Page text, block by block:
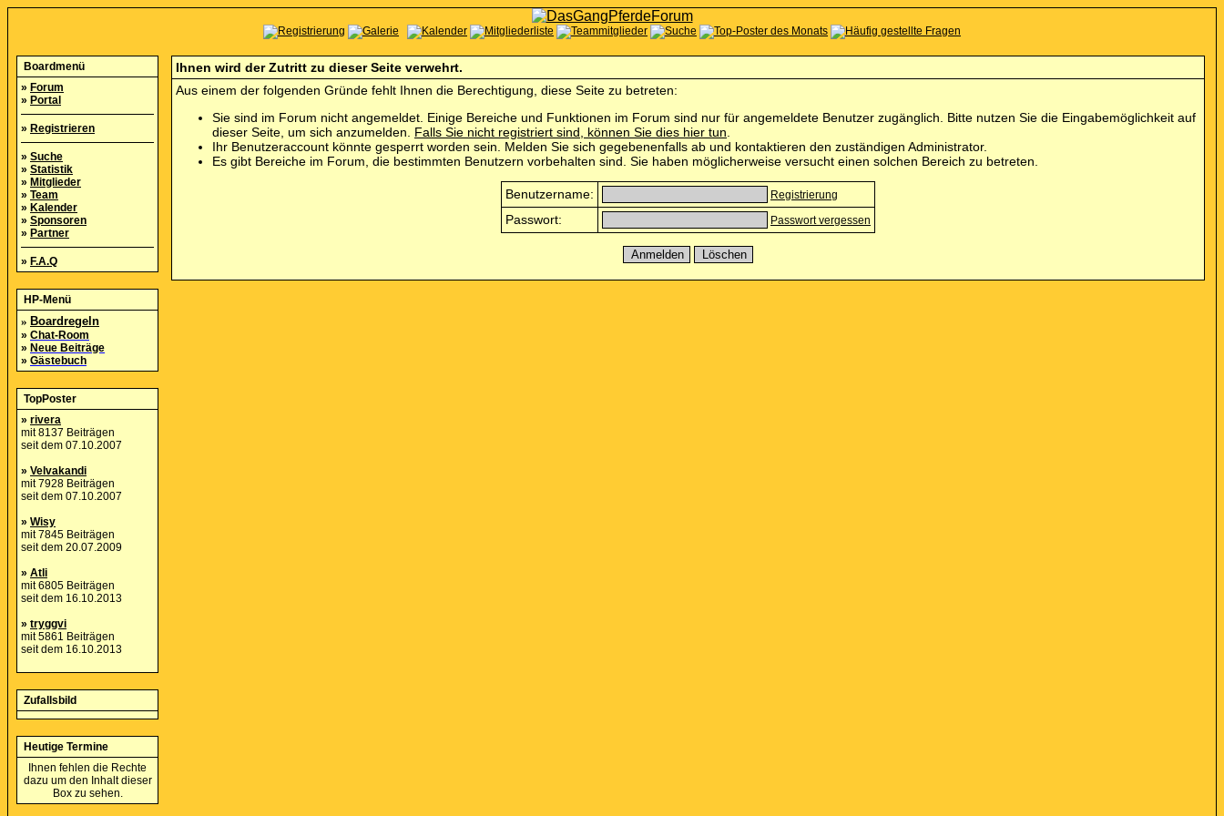
Boardmenü
» Forum
» Portal
» Registrieren
» Suche
» Statistik
» Mitglieder
» Team
» Kalender
» Sponsoren
» Partner
» F.A.Q
HP-Menü
» Boardregeln
» Chat-Room
» Neue Beiträge
» Gästebuch
TopPoster
» rivera
mit 8137 Beiträgen
seit dem 07.10.2007
» Velvakandi
mit 7928 Beiträgen
seit dem 07.10.2007
» Wisy
mit 7845 Beiträgen
seit dem 20.07.2009
» Atli
mit 6805 Beiträgen
seit dem 16.10.2013
» tryggvi
mit 5861 Beiträgen
seit dem 16.10.2013
Zufallsbild
Heutige Termine
Ihnen fehlen die Rechte
dazu um den Inhalt dieser
Box zu sehen.
Ihnen wird der Zutritt zu dieser Seite verwehrt.
Aus einem der folgenden Gründe fehlt Ihnen die Berechtigung, diese Seite zu betreten:
Sie sind im Forum nicht angemeldet. Einige Bereiche und Funktionen im Forum sind nur für angemeldete Benutzer zugänglich. Bitte nutzen Sie die Eingabemöglichkeit auf
dieser Seite, um sich anzumelden. Falls Sie nicht registriert sind, können Sie dies hier tun
Ihr Benutzeraccount könnte gesperrt worden sein. Melden Sie sich gegebenenfalls ab und kontaktieren den zuständigen Administrator.
Es gibt Bereiche im Forum, die bestimmten Benutzern vorbehalten sind. Sie haben möglicherweise versucht einen solchen Bereich zu betreten.
Benutzername: Registrierung
Passwort: Passwort vergessen